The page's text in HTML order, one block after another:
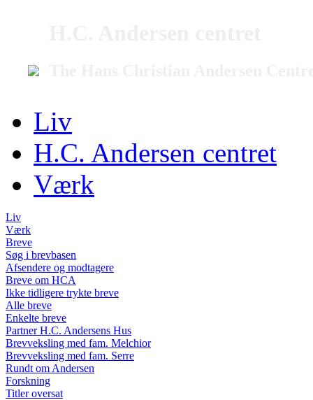
Liv
H.C. Andersen centret
Værk
Liv
Værk
Breve
Søg i brevbasen
Afsendere og modtagere
Breve om HCA
Ikke tidligere trykte breve
Alle breve
Enkelte breve
Partner H.C. Andersens Hus
Brevveksling med fam. Melchior
Brevveksling med fam. Serre
Rundt om Andersen
Forskning
Titler oversat